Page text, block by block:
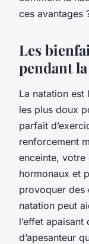
ces avantages
Les
pendant
La natation est
les plus doux
parfait
renforcement
enceinte, votre
hormonaux et
provoquer des
natation peut
l’effet apaisant
d’apesanteur